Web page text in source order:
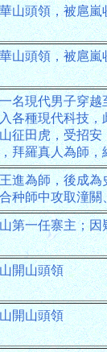
山頭領，被扈嵐
山頭領，被扈嵐
名現代男子穿越
各種現代科技，
征田虎，受招安
拜羅真人為師，
進為師，後成為
种師中攻取潼關
第一任寨主；因
開山頭領
開山頭領